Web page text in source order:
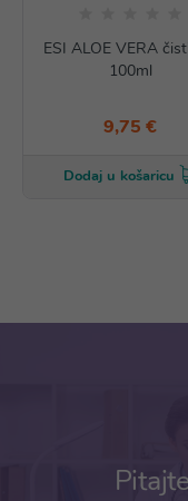
ESI ALOE VERA
100ml
9,75 €
Dodaj u košaricu